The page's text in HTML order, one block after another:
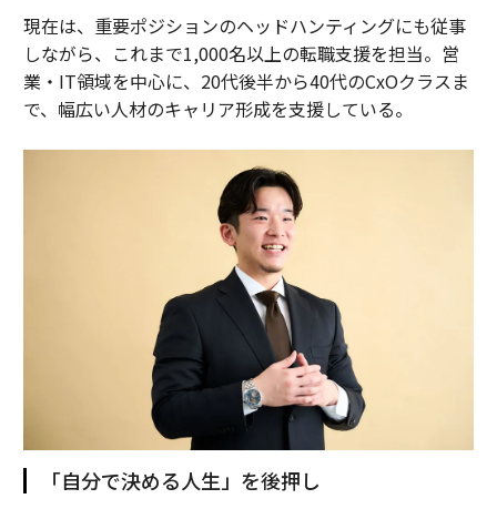
現在は、重要ポジションのヘッドハンティングにも従事
しながら、これまで1,000名以上の転職支援を担当。営
業・IT領域を中心に、20代後半から40代のCxOクラスま
で、幅広い人材のキャリア形成を支援している。
「自分で決める人生」を後押し